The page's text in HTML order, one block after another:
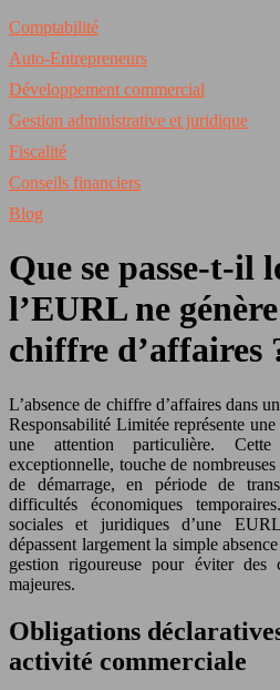
Comptabilité
Auto-Entrepreneurs
Développement commercial
Gestion administrative et juridique
Fiscalité
Conseils financiers
Blog
Que se passe-t-il
l’EURL ne
chiffre d’affaires
L’absence de chiffre d’affaires dans
Responsabilité Limitée représente
une attention particulière.
exceptionnelle, touche de
de démarrage, en période de
difficultés économiques
sociales et juridiques d’une
dépassent largement la simple
gestion rigoureuse pour éviter des
majeures.
Obligations
activité commerciale